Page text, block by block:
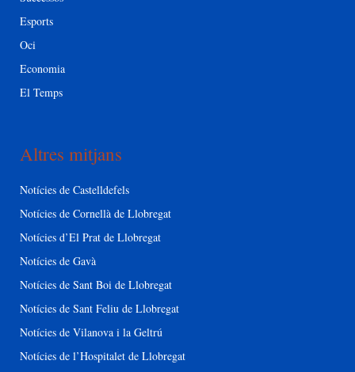
Esports
Oci
Economia
El Temps
Altres mitjans
Notícies de Castelldefels
Notícies de Cornellà de Llobregat
Notícies d’El Prat de Llobregat
Notícies de Gavà
Notícies de Sant Boi de Llobregat
Notícies de Sant Feliu de Llobregat
Notícies de Vilanova i la Geltrú
Notícies de l’Hospitalet de Llobregat